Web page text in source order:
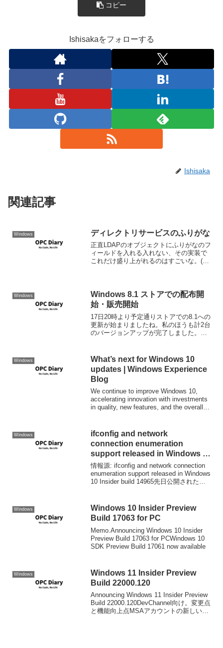
コピー
Ishisakaをフォローする
Ishisaka
関連記事
Windows ディレクトリサービスのふりがな
正直LDAPのオブジェクトにふりがなのフ
ィールドを入れる入れない、その実装で
これだけ盛り上がれるのはすごいな。(遠
Windows
Windows 8.1 ストアでの配布開
始・販売開始
17日20時より予定通りストアでの8.1への
更新が始まりましたね。私のほうも計2台
のバージョンアップが完了しました。ま
ョンアップ項目が出てこな...
Windows
What’s next for Windows 10
updates | Windows Experience
Blog
We continue to improve Windows 10,
accelerating innovation with investments
in quality, new features, and the overall
Windows
ifconfig and network
connection enumeration
support released in Windows 10
Insider build 14965
情報源: ifconfig and network connection
enumeration support released in Windows
10 Insider build 14965先日公開された
Windows
Windows 10 Insider Preview
Build 17063 for PC
Memo.Announcing Windows 10 Insider
Preview Build 17063 for PCWindows 10
SDK Preview Build 17061 now available
Windows
Windows 11 Insider Preview
Build 22000.120
Announcing Windows 11 Insider Preview
Build 22000.120DevChannel向け。変更点
と機能向上点MSAアカウントの新しいフ